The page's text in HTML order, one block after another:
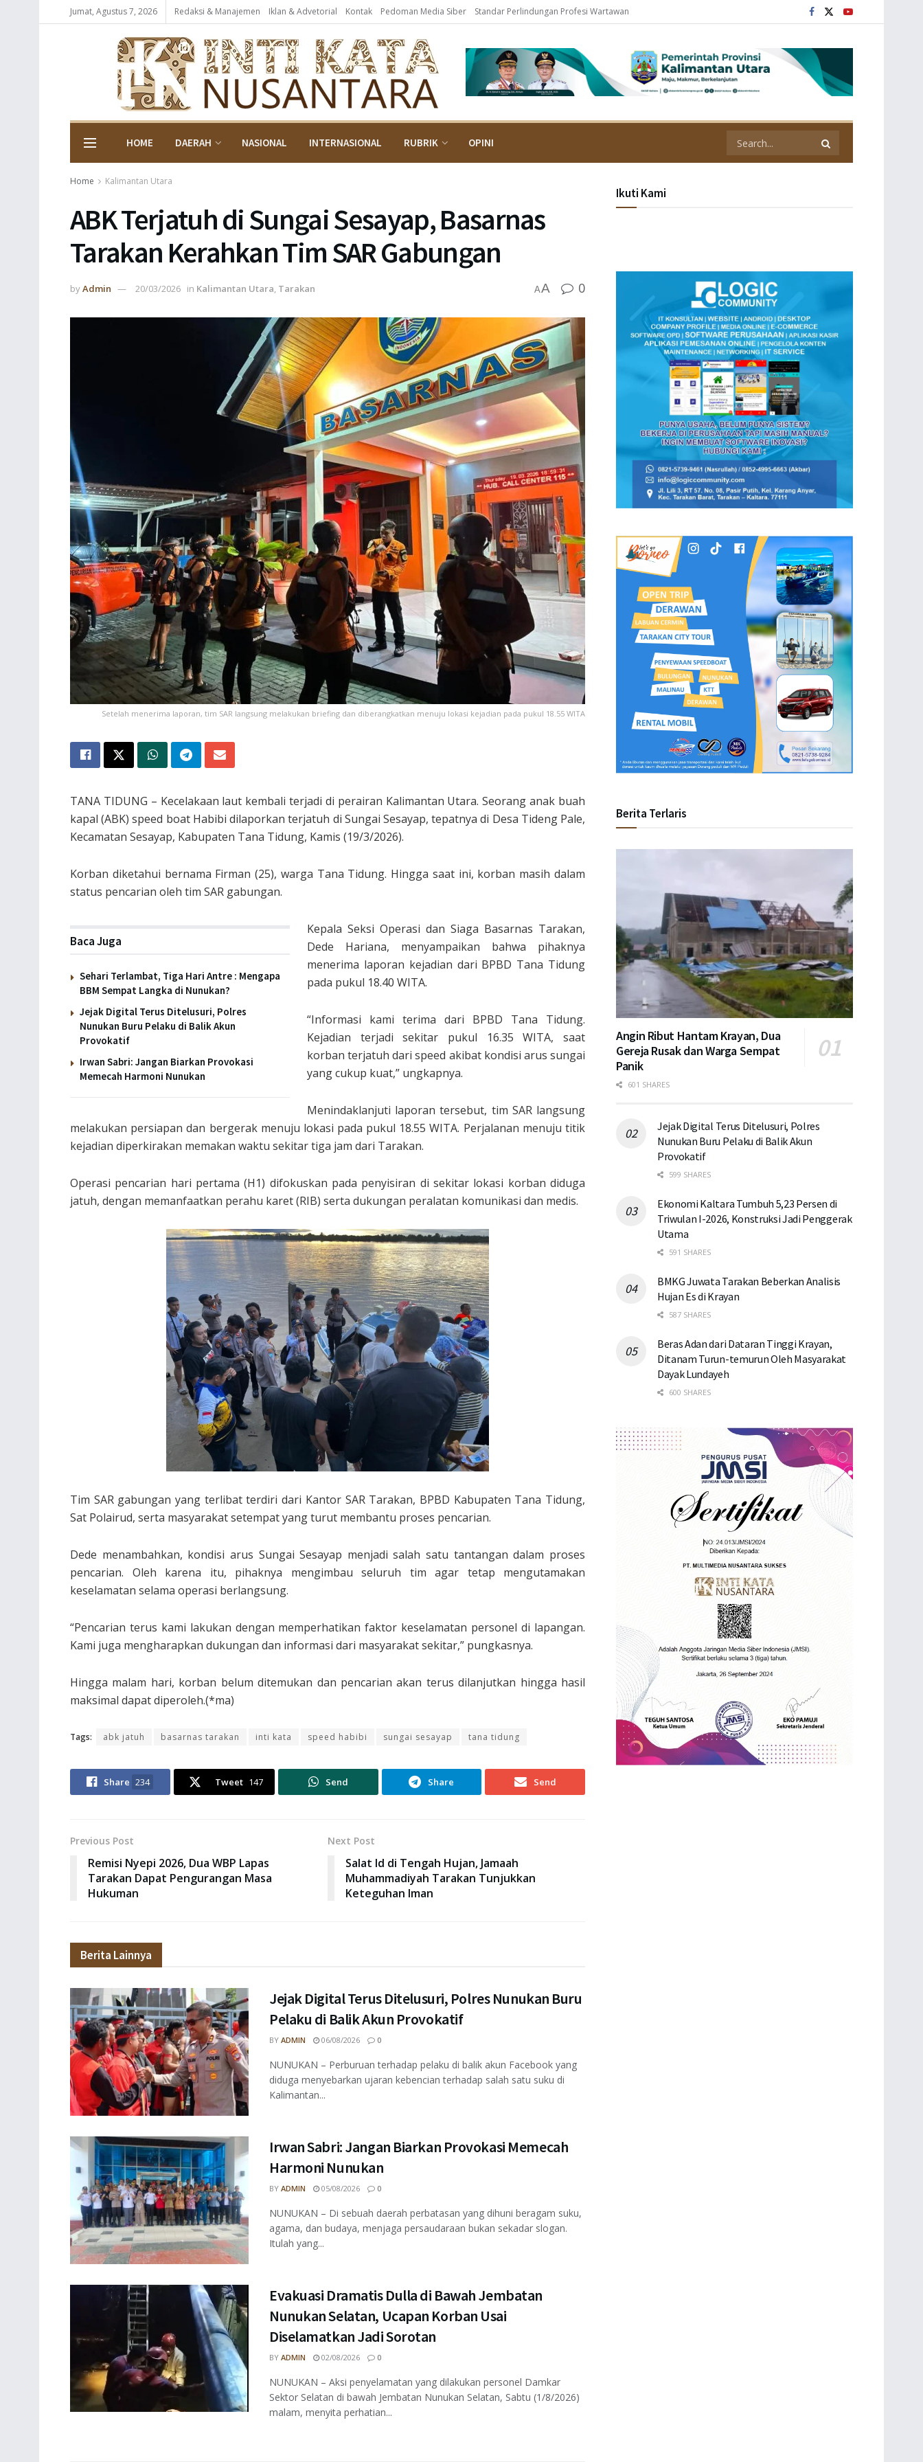
Jumat, Agustus 7, 2026 Redaksi & Manajemen Iklan & Advetorial Kontak Pedoman Media Siber Standar Perlindungan Profesi Wartawan
HOME DAERAH NASIONAL INTERNASIONAL RUBRIK OPINI
Home Kalimantan Utara
ABK Terjatuh di Sungai Sesayap, Basarnas
Tarakan Kerahkan Tim SAR Gabungan
byAdmin 20/03/2026 in Kalimantan Utara, Tarakan AA 0
Setelah menerima laporan, tim SAR langsung melakukan briefing dan diberangkatkan menuju lokasi kejadian pada pukul 18.55 WITA
TANA TIDUNG – Kecelakaan laut kembali terjadi di perairan Kalimantan Utara. Seorang anak buah
kapal (ABK) speed boat Habibi dilaporkan terjatuh di Sungai Sesayap, tepatnya di Desa Tideng Pale,
Kecamatan Sesayap, Kabupaten Tana Tidung, Kamis (19/3/2026).
Korban diketahui bernama Firman (25), warga Tana Tidung. Hingga saat ini, korban masih dalam
status pencarian oleh tim SAR gabungan.
Baca Juga
Sehari Terlambat, Tiga Hari Antre : Mengapa
BBM Sempat Langka di Nunukan?
Jejak Digital Terus Ditelusuri, Polres
Nunukan Buru Pelaku di Balik Akun
Provokatif
Irwan Sabri: Jangan Biarkan Provokasi
Memecah Harmoni Nunukan
Kepala Seksi Operasi dan Siaga Basarnas Tarakan,
Dede Hariana, menyampaikan bahwa pihaknya
menerima laporan kejadian dari BPBD Tana Tidung
pada pukul 18.40 WITA.
“Informasi kami terima dari BPBD Tana Tidung.
Kejadian terjadi sekitar pukul 16.35 WITA, saat
korban terjatuh dari speed akibat kondisi arus sungai
yang cukup kuat,” ungkapnya.
Menindaklanjuti laporan tersebut, tim SAR langsung
melakukan persiapan dan bergerak menuju lokasi pada pukul 18.55 WITA. Perjalanan menuju titik
kejadian diperkirakan memakan waktu sekitar tiga jam dari Tarakan.
Operasi pencarian hari pertama (H1) difokuskan pada penyisiran di sekitar lokasi korban diduga
jatuh, dengan memanfaatkan perahu karet (RIB) serta dukungan peralatan komunikasi dan medis.
Tim SAR gabungan yang terlibat terdiri dari Kantor SAR Tarakan, BPBD Kabupaten Tana Tidung,
Sat Polairud, serta masyarakat setempat yang turut membantu proses pencarian.
Dede menambahkan, kondisi arus Sungai Sesayap menjadi salah satu tantangan dalam proses
pencarian. Oleh karena itu, pihaknya mengimbau seluruh tim agar tetap mengutamakan
keselamatan selama operasi berlangsung.
“Pencarian terus kami lakukan dengan memperhatikan faktor keselamatan personel di lapangan.
Kami juga mengharapkan dukungan dan informasi dari masyarakat sekitar,” pungkasnya.
Hingga malam hari, korban belum ditemukan dan pencarian akan terus dilanjutkan hingga hasil
maksimal dapat diperoleh.(*ma)
Tags: abk jatuh basarnas tarakan inti kata speed habibi sungai sesayap tana tidung
Share 234 Tweet 147 Send Share Send
Previous Post
Remisi Nyepi 2026, Dua WBP Lapas
Tarakan Dapat Pengurangan Masa
Hukuman
Next Post
Salat Id di Tengah Hujan, Jamaah
Muhammadiyah Tarakan Tunjukkan
Keteguhan Iman
Berita Lainnya
Jejak Digital Terus Ditelusuri, Polres Nunukan Buru
Pelaku di Balik Akun Provokatif
BY ADMIN 06/08/2026 0
NUNUKAN – Perburuan terhadap pelaku di balik akun Facebook yang
diduga menyebarkan ujaran kebencian terhadap salah satu suku di
Kalimantan...
Irwan Sabri: Jangan Biarkan Provokasi Memecah
Harmoni Nunukan
BY ADMIN 05/08/2026 0
NUNUKAN – Di sebuah daerah perbatasan yang dihuni beragam suku,
agama, dan budaya, menjaga persaudaraan bukan sekadar slogan.
Itulah yang...
Evakuasi Dramatis Dulla di Bawah Jembatan
Nunukan Selatan, Ucapan Korban Usai
Diselamatkan Jadi Sorotan
BY ADMIN 02/08/2026 0
NUNUKAN – Aksi penyelamatan yang dilakukan personel Damkar
Sektor Selatan di bawah Jembatan Nunukan Selatan, Sabtu (1/8/2026)
malam, menyita perhatian...
Ikuti Kami
Berita Terlaris
Angin Ribut Hantam Krayan, Dua
Gereja Rusak dan Warga Sempat
Panik
601 SHARES
Jejak Digital Terus Ditelusuri, Polres
Nunukan Buru Pelaku di Balik Akun
Provokatif
599 SHARES
Ekonomi Kaltara Tumbuh 5,23 Persen di
Triwulan I-2026, Konstruksi Jadi Penggerak
Utama
591 SHARES
BMKG Juwata Tarakan Beberkan Analisis
Hujan Es di Krayan
587 SHARES
Beras Adan dari Dataran Tinggi Krayan,
Ditanam Turun-temurun Oleh Masyarakat
Dayak Lundayeh
600 SHARES